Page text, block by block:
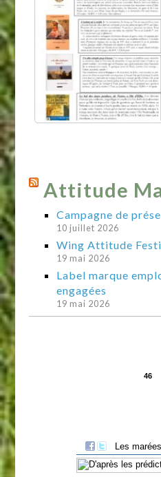
Attitude
Campagne de
10 juillet 2026
Wing Attitude
19 mai 2026
Label marque
engagées
19 mai 2026